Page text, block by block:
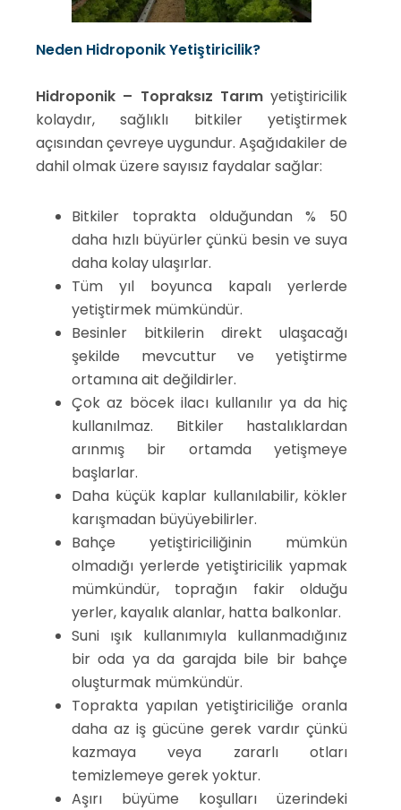
Neden Hidroponik Yetiştiricilik?
Hidroponik – Topraksız Tarımyetiştiricilik
kolaydır, sağlıklı bitkiler yetiştirmek
açısından çevreye uygundur. Aşağıdakiler de
dahil olmak üzere sayısız faydalar sağlar:
Bitkiler toprakta olduğundan % 50
daha hızlı büyürler çünkü besin ve suya
daha kolay ulaşırlar.
Tüm yıl boyunca kapalı yerlerde
yetiştirmek mümkündür.
Besinler bitkilerin direkt ulaşacağı
şekilde mevcuttur ve yetiştirme
ortamına ait değildirler.
Çok az böcek ilacı kullanılır ya da hiç
kullanılmaz. Bitkiler hastalıklardan
arınmış bir ortamda yetişmeye
başlarlar.
Daha küçük kaplar kullanılabilir, kökler
karışmadan büyüyebilirler.
Bahçe yetiştiriciliğinin mümkün
olmadığı yerlerde yetiştiricilik yapmak
mümkündür, toprağın fakir olduğu
yerler, kayalık alanlar, hatta balkonlar.
Suni ışık kullanımıyla kullanmadığınız
bir oda ya da garajda bile bir bahçe
oluşturmak mümkündür.
Toprakta yapılan yetiştiriciliğe oranla
daha az iş gücüne gerek vardır çünkü
kazmaya veya zararlı otları
temizlemeye gerek yoktur.
Aşırı büyüme koşulları üzerindeki